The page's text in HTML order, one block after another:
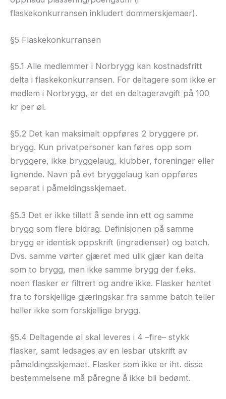
flaskekonkurransen inkludert dommerskjemaer).
§5 Flaskekonkurransen
§5.1 Alle medlemmer i Norbrygg kan kostnadsfritt
delta i flaskekonkurransen. For deltagere som ikke er
medlem i Norbrygg, er det en deltageravgift på 100
kr per øl.
§5.2 Det kan maksimalt oppføres 2 bryggere pr.
brygg. Kun privatpersoner kan føres opp som
bryggere, ikke bryggelaug, klubber, foreninger eller
lignende. Navn på evt bryggelaug kan oppføres
separat i påmeldingsskjemaet.
§5.3 Det er ikke tillatt å sende inn ett og samme
brygg som flere bidrag. Definisjonen på samme
brygg er identisk oppskrift (ingredienser) og batch.
Dvs. samme vørter gjæret med ulik gjær kan delta
som to brygg, men ikke samme brygg der f.eks.
noen flasker er filtrert og andre ikke. Flasker hentet
fra to forskjellige gjæringskar fra samme batch teller
heller ikke som forskjellige brygg.
§5.4 Deltagende øl skal leveres i 4 –fire– stykk
flasker, samt ledsages av en lesbar utskrift av
påmeldingsskjemaet. Flasker som ikke er iht. disse
bestemmelsene må påregne å ikke bli bedømt.